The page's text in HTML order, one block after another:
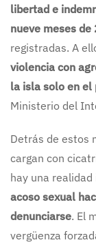
libertad e
nueve meses
registradas. A
violencia con
la isla solo en
Ministerio del
Detrás de estos
cargan con
hay una
acoso sexual
denunciarse. El
vergüenza